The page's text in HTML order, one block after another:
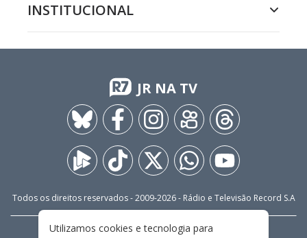
INSTITUCIONAL
JR NA TV
Todos os direitos reservados - 2009-2026- Rádio e Televisão Record S.A
Utilizamos cookies e tecnologia para